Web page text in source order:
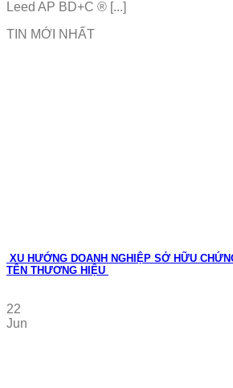
Leed AP BD+C ® [...]
TIN MỚI NHẤT
XU HƯỚNG DOANH NGHIỆP SỞ HỮU
TÊN THƯƠNG HIỆU
22
Jun